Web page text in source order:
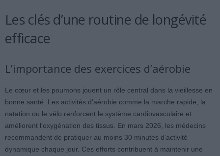
Les clés d’une routine de longévité
efficace
L’importance des exercices d’aérobie
Le cœur et les poumons jouent un rôle central dans la vieillesse en
bonne santé. Les activités d’aérobie comme la marche rapide, la
natation ou le vélo renforcent le système cardiovasculaire et
améliorent l’oxygénation des tissus. En mars 2026, les médecins
recommandent de pratiquer au moins 30 minutes d’activité
dynamique chaque jour. Ces efforts contribuent à maintenir une